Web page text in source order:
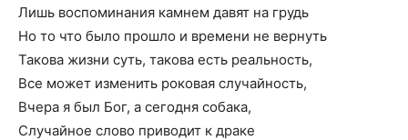
Лишь воспоминания камнем давят на грудь
Но то что было прошло и времени не вернуть
Такова жизни суть, такова есть реальность,
Все может изменить роковая случайность,
Вчера я был Бог, а сегодня собака,
Случайное слово приводит к драке